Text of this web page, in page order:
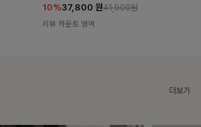
10%37,800 원41,900원
리뷰 카운트 영역
더보기